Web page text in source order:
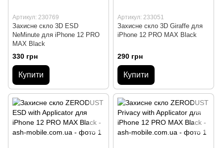
Артикул: 230769
Захисне скло 3D ESD
NeMinute для iPhone 12 PRO
MAX Black
330 грн
Купити
Артикул: 233051
Захисне скло 3D Giraffe для
iPhone 12 PRO MAX Black
290 грн
Купити